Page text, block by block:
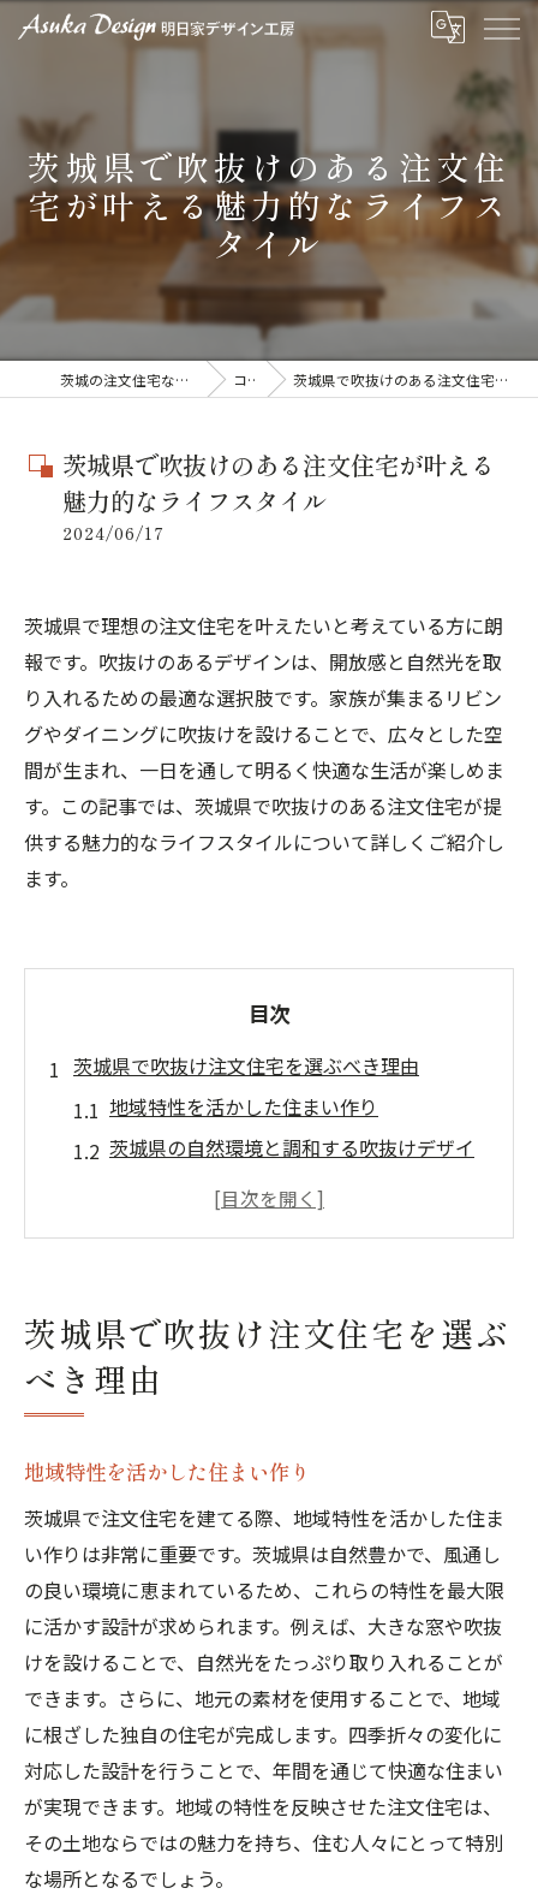
茨城県で吹抜けのある注文住
宅が叶える魅力的なライフス
タイル
茨城の注文住宅なら明日家デザイン工房 コラム 茨城県で吹抜けのある注文住宅が叶える魅力的なライフスタイル
茨城県で吹抜けのある注文住宅が叶える
魅力的なライフスタイル
2024/06/17
茨城県で理想の注文住宅を叶えたいと考えている方に朗
報です。吹抜けのあるデザインは、開放感と自然光を取
り入れるための最適な選択肢です。家族が集まるリビン
グやダイニングに吹抜けを設けることで、広々とした空
間が生まれ、一日を通して明るく快適な生活が楽しめま
す。この記事では、茨城県で吹抜けのある注文住宅が提
供する魅力的なライフスタイルについて詳しくご紹介し
ます。
目次
茨城県で吹抜け注文住宅を選ぶべき理由
地域特性を活かした住まい作り
茨城県の自然環境と調和する吹抜けデザイ
吹抜けがもたらす家族の時間の質向上
茨城県での資産価値を高める建築技術
吹抜けが生み出す開放感を茨城県の注文住宅で
体感
光と風が巡る快適な空間作り
高天井の魅力とそのデザイン方法
外の景色を取り込む大きな窓の設置
吹抜けがもたらす心理的な効果とリラック
ス効果
茨城県の自然光を最大限に活かすポイント
吹抜け注文住宅が家族の絆を強める理由とは
オープンな空間が生むコミュニケーション
の活性化
茨城県で吹抜け注文住宅を選ぶ
べき理由
地域特性を活かした住まい作り
茨城県で注文住宅を建てる際、地域特性を活かした住ま
い作りは非常に重要です。茨城県は自然豊かで、風通し
の良い環境に恵まれているため、これらの特性を最大限
に活かす設計が求められます。例えば、大きな窓や吹抜
けを設けることで、自然光をたっぷり取り入れることが
できます。さらに、地元の素材を使用することで、地域
に根ざした独自の住宅が完成します。四季折々の変化に
対応した設計を行うことで、年間を通じて快適な住まい
が実現できます。地域の特性を反映させた注文住宅は、
その土地ならではの魅力を持ち、住む人々にとって特別
な場所となるでしょう。